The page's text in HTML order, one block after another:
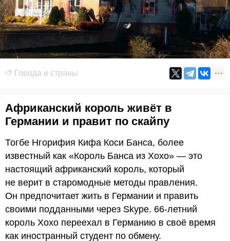
Города и страны
Африканский король живёт в
Германии и правит по скайпу
Тогбе Нгорифия Кифа Коси Банса, более
известный как «Король Банса из Хохо» — это
настоящий африканский король, который
не верит в старомодные методы правления.
Он предпочитает жить в Германии и править
своими подданными через Skype. 66-летний
король Хохо переехал в Германию в своё время
как иностранный студент по обмену.